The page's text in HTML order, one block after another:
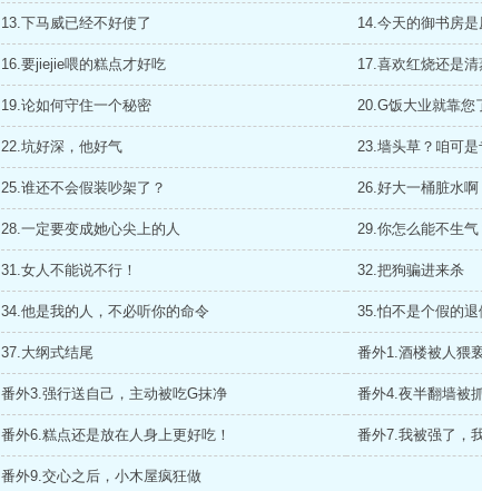
13.下马威已经不好使了 14.今天的御书房是
16.要jiejie喂的糕点才好吃 17.喜欢红烧还是清
19.论如何守住一个秘密 20.G饭大业就靠您
22.坑好深，他好气 23.墙头草？咱可是
25.谁还不会假装吵架了？ 26.好大一桶脏水啊
28.一定要变成她心尖上的人 29.你怎么能不生气
31.女人不能说不行！ 32.把狗骗进来杀
34.他是我的人，不必听你的命令 35.怕不是个假的退
37.大纲式结尾 番外1.酒楼被人猥
番外3.强行送自己，主动被吃G抹净 番外4.夜半翻墙被
番外6.糕点还是放在人身上更好吃！ 番外7.我被强了，
番外9.交心之后，小木屋疯狂做